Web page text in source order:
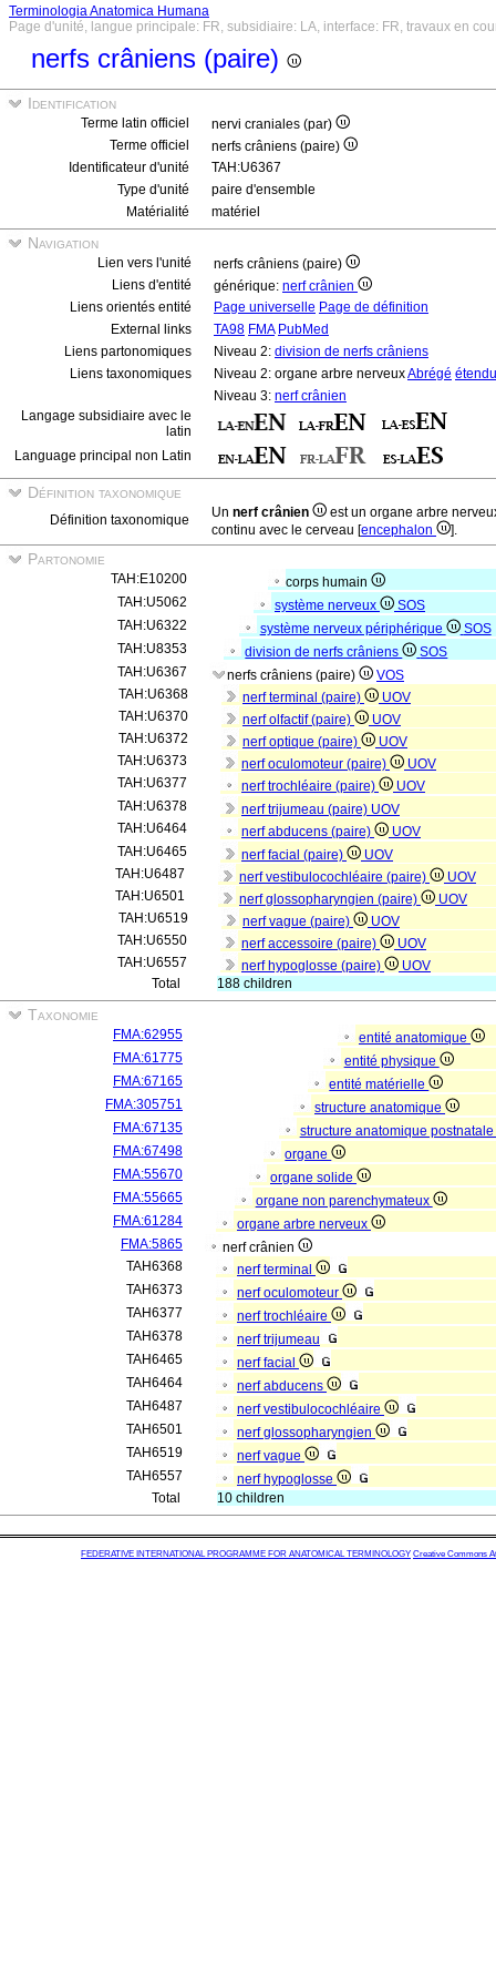
Terminologia Anatomica Humana
Page d'unité, langue principale: FR, subsidiaire: LA, interface: FR, travaux en
nerfs crâniens (paire)
Identification
Terme latin officiel
nervi craniales (par)
Terme officiel
nerfs crâniens (paire)
Identificateur d'unité
TAH:U6367
Type d'unité
paire d'ensemble
Matérialité
matériel
Navigation
Lien vers l'unité
nerfs crâniens (paire)
Liens d'entité
générique: nerf crânien
Liens orientés entité
Page universelle Page de définition
External links
TA98 FMA PubMed
Liens partonomiques
Niveau 2: division de nerfs crâniens
Liens taxonomiques
Niveau 2: organe arbre nerveuxAbrégé étendu
Niveau 3: nerf crânien
Langage subsidiaire avec le
latin
Language principal non Latin
Définition taxonomique
Définition taxonomique Un nerf crânien
est un organe arbre
continu avec le cerveau [encephalon ].
Partonomie
TAH:E10200
corps humain
TAH:U5062
système nerveux
SOS
TAH:U6322
système nerveux périphérique
SOS
TAH:U8353
division de nerfs crâniens
SOS
TAH:U6367
nerfs crâniens (paire)
VOS
TAH:U6368
nerf terminal (paire)
UOV
TAH:U6370
nerf olfactif (paire)
UOV
TAH:U6372
nerf optique (paire)
UOV
TAH:U6373
nerf oculomoteur (paire)
UOV
TAH:U6377
nerf trochléaire (paire)
UOV
TAH:U6378
nerf trijumeau (paire) UOV
TAH:U6464
nerf abducens (paire)
UOV
TAH:U6465
nerf facial (paire)
UOV
TAH:U6487
nerf vestibulocochléaire (paire)
UOV
TAH:U6501
nerf glossopharyngien (paire)
UOV
TAH:U6519
nerf vague (paire)
UOV
TAH:U6550
nerf accessoire (paire)
UOV
TAH:U6557
nerf hypoglosse (paire)
UOV
Total
188 children
Taxonomie
FMA:62955
entité anatomique
FMA:61775
entité physique
FMA:67165
entité matérielle
FMA:305751
structure anatomique
FMA:67135
structure anatomique postnatale
FMA:67498
organe
FMA:55670
organe solide
FMA:55665
organe non parenchymateux
FMA:61284
organe arbre nerveux
FMA:5865
nerf crânien
TAH6368
nerf terminal
TAH6373
nerf oculomoteur
TAH6377
nerf trochléaire
TAH6378
nerf trijumeau
TAH6465
nerf facial
TAH6464
nerf abducens
TAH6487
nerf vestibulocochléaire
TAH6501
nerf glossopharyngien
TAH6519
nerf vague
TAH6557
nerf hypoglosse
Total
10 children
FEDERATIVE INTERNATIONAL PROGRAMME FOR ANATOMICAL TERMINOLOGY Creative Commons